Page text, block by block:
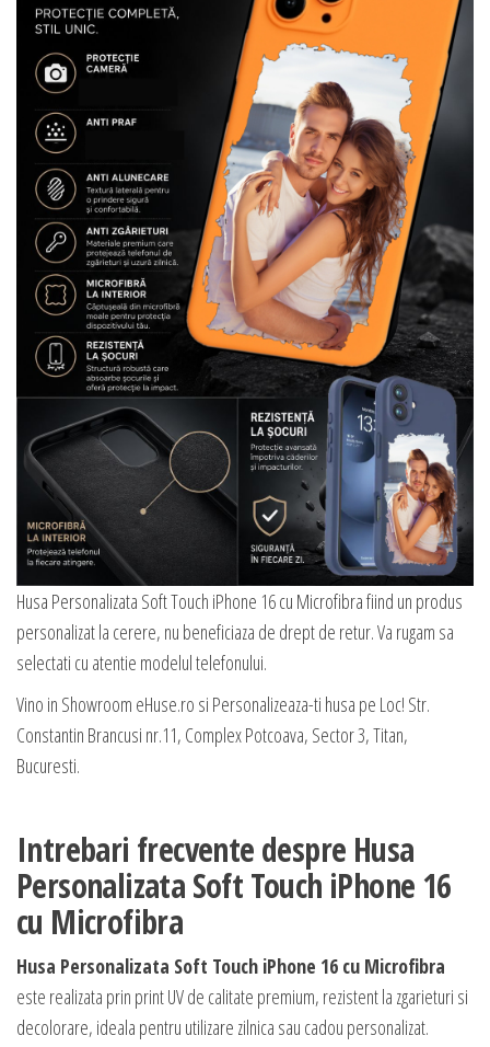
Husa Personalizata Soft Touch iPhone 16 cu Microfibra fiind un produs
personalizat la cerere, nu beneficiaza de drept de retur. Va rugam sa
selectati cu atentie modelul telefonului.
Vino in Showroom eHuse.ro si Personalizeaza-ti husa pe Loc! Str.
Constantin Brancusi nr.11, Complex Potcoava, Sector 3, Titan,
Bucuresti.
Intrebari frecvente despre Husa
Personalizata Soft Touch iPhone 16
cu Microfibra
Husa Personalizata Soft Touch iPhone 16 cu Microfibra
este realizata prin print UV de calitate premium, rezistent la zgarieturi si
decolorare, ideala pentru utilizare zilnica sau cadou personalizat.